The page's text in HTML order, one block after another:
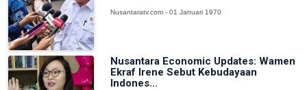
Nusantaratv.com - 01 Januari 1970
Nusantara Economic Updates: Wamen
Ekraf Irene Sebut Kebudayaan
Indones...